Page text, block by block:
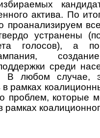
актива. По
проанализируем
устранены
голосов), а
среди
В любом случае,
рамках
проблем, которые
рамках